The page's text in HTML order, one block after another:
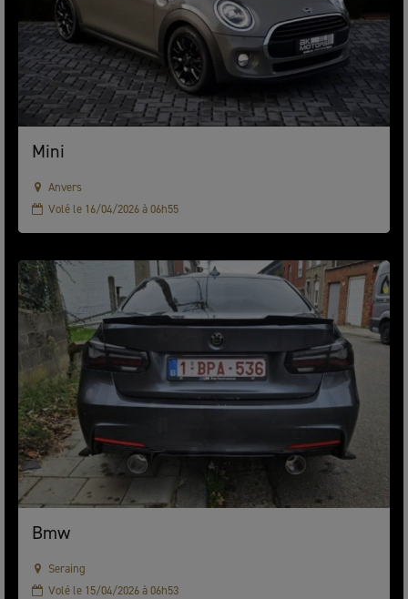
Mini
Anvers
Volé le 16/04/2026 à 06h55
Bmw
Seraing
Volé le 15/04/2026 à 06h53